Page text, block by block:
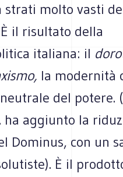
strati molto vasti
il risultato della
italiana: il
la modernità
del potere.
aggiunto la
Dominus, con un
È il